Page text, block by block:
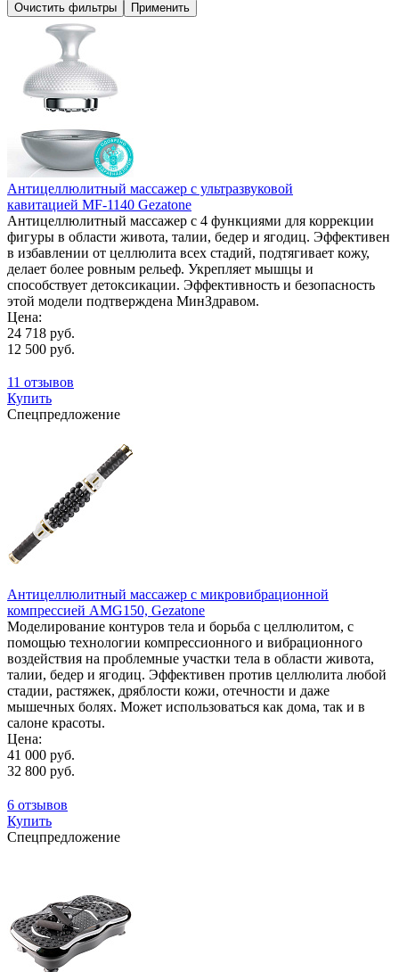
Антицеллюлитный массажер с ультразвуковой
кавитацией MF-1140 Gezatone
Антицеллюлитный массажер с 4 функциями для коррекции
фигуры в области живота, талии, бедер и ягодиц. Эффективен
в избавлении от целлюлита всех стадий, подтягивает кожу,
делает более ровным рельеф. Укрепляет мышцы и
способствует детоксикации. Эффективность и безопасность
этой модели подтверждена МинЗдравом.
Цена:
24 718 руб.
12 500 руб.
11 отзывов
Купить
Спецпредложение
Антицеллюлитный массажер с микровибрационной
компрессией AMG150, Gezatone
Моделирование контуров тела и борьба с целлюлитом, с
помощью технологии компрессионного и вибрационного
воздействия на проблемные участки тела в области живота,
талии, бедер и ягодиц. Эффективен против целлюлита любой
стадии, растяжек, дряблости кожи, отечности и даже
мышечных болях. Может использоваться как дома, так и в
салоне красоты.
Цена:
41 000 руб.
32 800 руб.
6 отзывов
Купить
Спецпредложение